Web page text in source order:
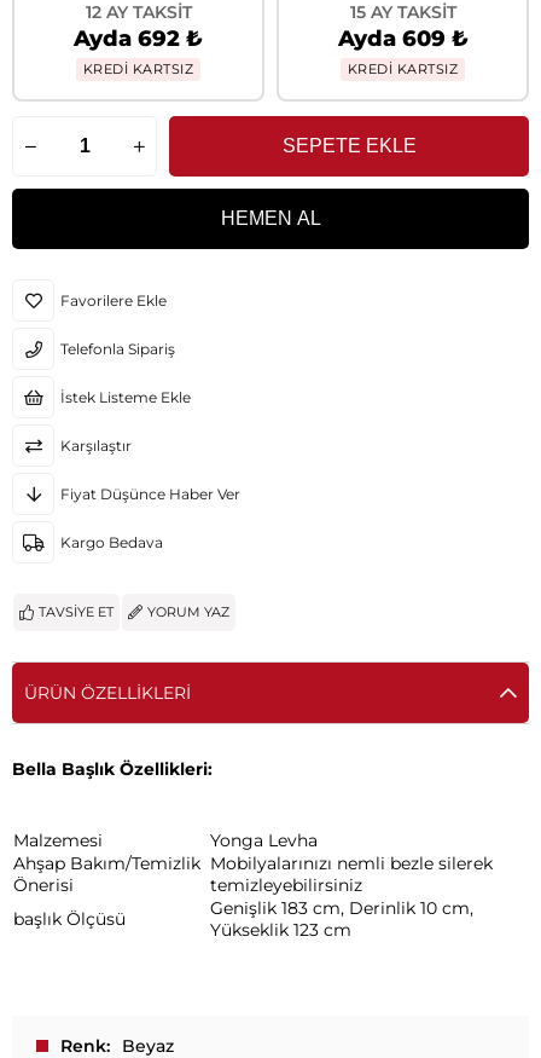
12 AY TAKSIT
Ayda 692 ₺
KREDİ KARTSIZ
15 AY TAKSIT
Ayda 609 ₺
KREDİ KARTSIZ
Favorilere Ekle
Telefonla Sipariş
İstek Listeme Ekle
Karşılaştır
Fiyat Düşünce Haber Ver
Kargo Bedava
TAVSIYE ET YORUM YAZ
ÜRÜN ÖZELLIKLERI
Bella Başlık Özellikleri:
Malzemesi
Yonga Levha
Ahşap Bakım/Temizlik
Önerisi
Mobilyalarınızı nemli bezle silerek
temizleyebilirsiniz
başlık Ölçüsü
Genişlik 183 cm, Derinlik 10 cm,
Yükseklik 123 cm
Renk Beyaz